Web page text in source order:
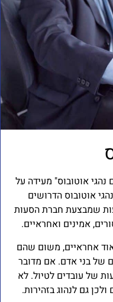
אוטובוס" מעידה על
אוטובוס הדרושים
שמבצעת חברת הסעות
אמינים ואחראיים.
אחראיים, משום שהם
של בני אדם. אם מדובר
של עובדים לטיול. לא
גם לנהוג בזהירות.